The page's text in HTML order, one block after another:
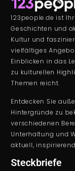
123people.de ist
Geschichten und
Kultur und
vielfältiges
Einblicken in das
zu kulturellen
Themen reicht.
Entdecken Sie
Hintergründe zu
verschiedenen
Unterhaltung und
aktuell,
Steckbriefe